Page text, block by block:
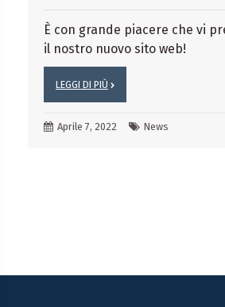
È con grande piacere che vi
il nostro nuovo sito web!
LEGGI DI PIÙ
Aprile 7, 2022 News